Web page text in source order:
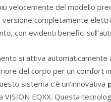
velocemente del modello
versione completamente
con evidenti benefici
si attiva automaticamente
del corpo per un comfort
sistema c’è un’innovativa
VISION EQXX. Questa